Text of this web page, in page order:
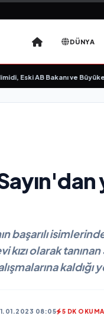
DÜNYA
AB Bakanı ve Büyükelçi
başarılı
kızı olarak
08:05 5 DK OKUMA